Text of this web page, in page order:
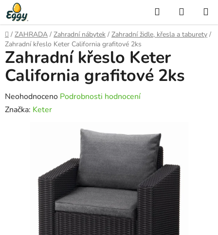
Přejít
na
obsah
Hledat
KOŠÍK
Domů
/ ZAHRADA / Zahradní nábytek / Zahradní židle, křesla a taburety /
Zahradní křeslo Keter California grafitové 2ks
Zahradní křeslo Keter
California grafitové 2ks
Průměrné
hodnocení
hvězdiček.
Neohodnoceno Podrobnosti hodnocení
Značka: Keter